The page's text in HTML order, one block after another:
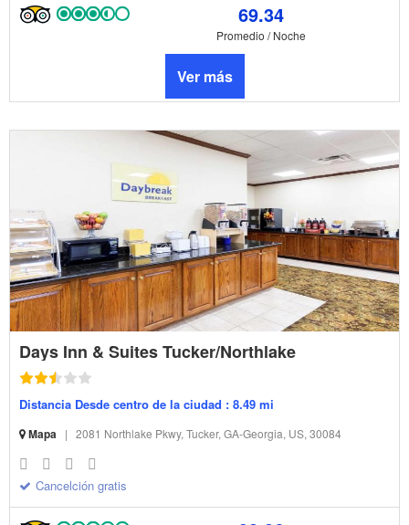
69.34
Promedio / Noche
Ver más
Days Inn & Suites Tucker/Northlake
Distancia Desde centro de la ciudad : 8.49 mi
Mapa | 2081 Northlake Pkwy, Tucker, GA-Georgia, US, 30084
Cancelción gratis